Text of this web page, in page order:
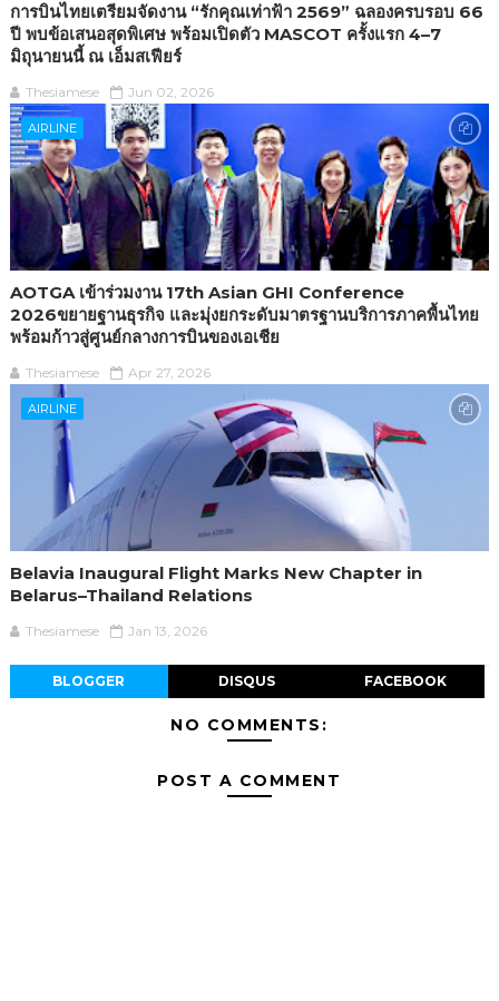
การบินไทยเตรียมจัดงาน “รักคุณเท่าฟ้า 2569” ฉลองครบรอบ 66
ปี พบข้อเสนอสุดพิเศษ พร้อมเปิดตัว MASCOT ครั้งแรก 4–7
มิถุนายนนี้ ณ เอ็มสเฟียร์
Thesiamese Jun 02, 2026
AIRLINE
AOTGA เข้าร่วมงาน 17th Asian GHI Conference
2026ขยายฐานธุรกิจ และมุ่งยกระดับมาตรฐานบริการภาคพื้นไทย
พร้อมก้าวสู่ศูนย์กลางการบินของเอเชีย
Thesiamese Apr 27, 2026
AIRLINE
Belavia Inaugural Flight Marks New Chapter in
Belarus–Thailand Relations
Thesiamese Jan 13, 2026
BLOGGER DISQUS FACEBOOK
NO COMMENTS:
POST A COMMENT